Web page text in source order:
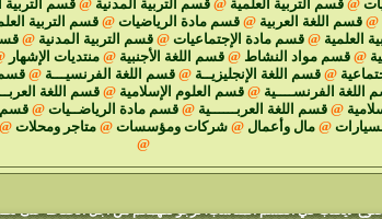
@قسم التربية العلمية @قسم التربية المدنية @قسم التربية
@قسم اللغة العربية @قسم مادة الرياضيات @قسم التربية
العلمية @قسم مادة الإجتماعيات @قسم التربية المدنية @
@ قسم مواد النشاط @ قسم اللغة الأجنبية @ منتديات الإشهار
@قسم اللغة الإنجليزيــة @قسم اللغة الفرنسيـــة @قسم
اللغة الفرنســــية @ قسم العلوم الإسلامية @قسم اللغة
@قسم اللغة العربــــــية @قسم مادة الرياضــيات @قسم
@ مال وأعمال @ شركات ومؤسسات @ متاجر ومحلات @
@